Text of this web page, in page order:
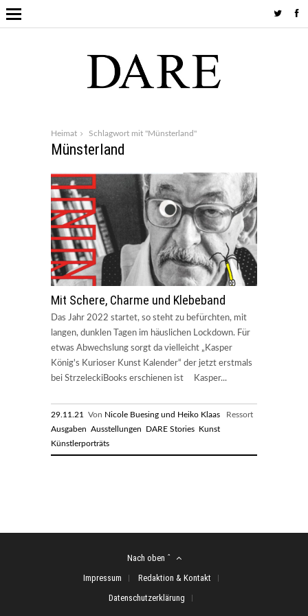
Heimat Schlagwort mit "Münsterland"
Münsterland
Mit Schere, Charme und Klebeband
Das Jahr 2022 startet, so steht zu befürchten, mit
langen, dunklen Tagen im häuslichen Lockdown. Für
etwas Abwechslung sorgt da vielleicht „Kasper
König's Kurioser Kunst Kalender“ der jetzt erstmals
bei StrzeleckiBooks erschienen ist Kasper...
29.11.21 Von Nicole Buesing und Heiko Klaas Ressort
Ausgaben Ausstellungen DARE Stories Kunst
Künstlerporträts
Nach oben ˆ
Impressum
Redaktion & Kontakt
Datenschutzerklärung